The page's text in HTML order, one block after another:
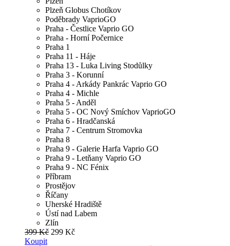
Plzeň Globus Chotíkov
Poděbrady VaprioGO
Praha - Čestlice Vaprio GO
Praha - Horní Počernice
Praha 1
Praha 11 - Háje
Praha 13 - Luka Living Stodůlky
Praha 3 - Korunní
Praha 4 - Arkády Pankrác Vaprio GO
Praha 4 - Michle
Praha 5 - Anděl
Praha 5 - OC Nový Smíchov VaprioGO
Praha 6 - Hradčanská
Praha 7 - Centrum Stromovka
Praha 8
Praha 9 - Galerie Harfa Vaprio GO
Praha 9 - Letňany Vaprio GO
Praha 9 - NC Fénix
Příbram
Prostějov
Říčany
Uherské Hradiště
Ústí nad Labem
Zlín
399 Kč 299 Kč
Koupit